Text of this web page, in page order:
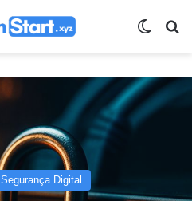
Segurança Digital